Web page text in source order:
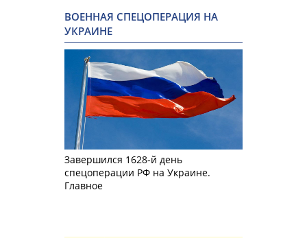
ВОЕННАЯ СПЕЦОПЕРАЦИЯ НА
УКРАИНЕ
Завершился 1628-й день
спецоперации РФ на Украине.
Главное